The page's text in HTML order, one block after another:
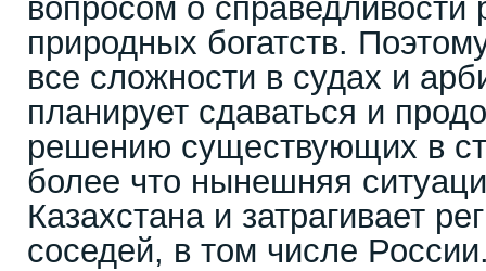
вопросом о справедливости
природных богатств.
все сложности в судах и
планирует сдаваться и
решению существующих в
более что нынешняя
Казахстана и затрагивает
соседей, в том числе